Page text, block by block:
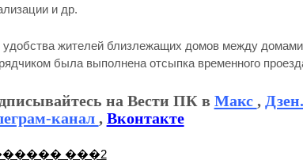
и др.
удобства жителей близлежащих домов между
была выполнена отсыпка временного
на Вести ПК в Макс ,
канал , Вконтакте
���2